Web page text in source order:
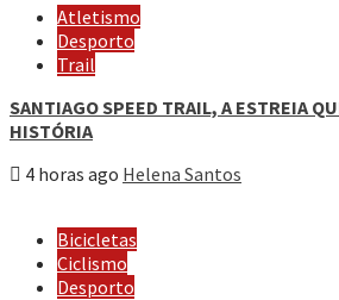
Atletismo
Desporto
Trail
SANTIAGO SPEED TRAIL, A ESTREIA
HISTÓRIA
4 horas ago Helena Santos
Bicicletas
Ciclismo
Desporto